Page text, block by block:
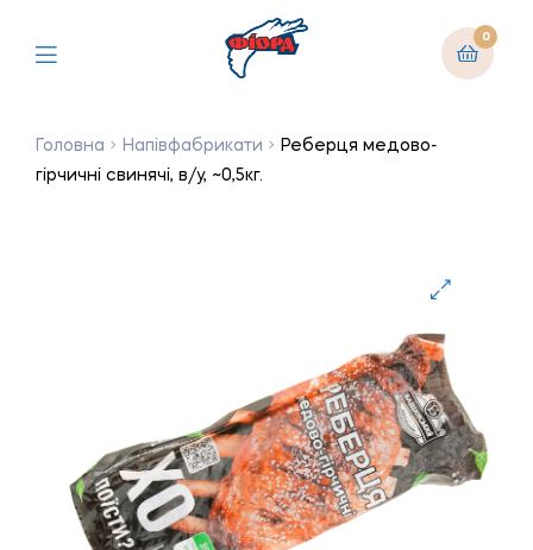
0
Головна Напівфабрикати
Реберця медово-
гірчичні свинячі, в/у, ~0,5кг.
🔍